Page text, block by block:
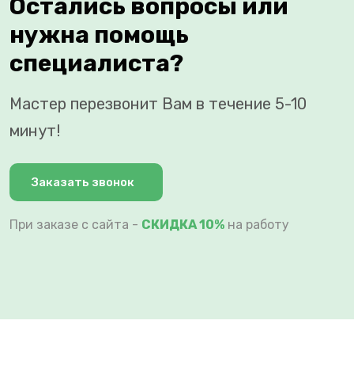
Остались вопросы или
нужна помощь
специалиста?
Мастер перезвонит Вам в течение 5-10
минут!
Заказать звонок
При заказе с сайта - СКИДКА 10% на работу